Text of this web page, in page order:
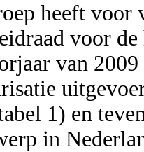
heeft voor
voor
van
1) en
in